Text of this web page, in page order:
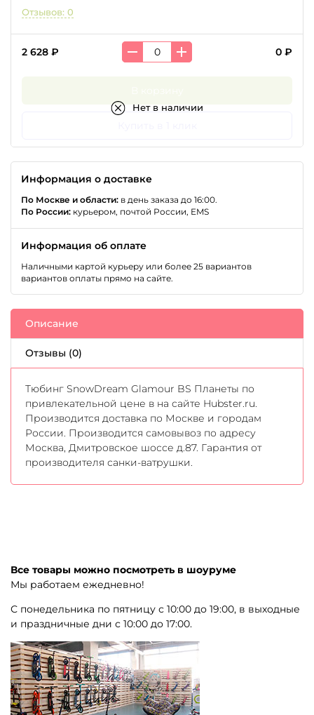
Отзывов: 0
2 628 ₽ 0 ₽
Нет в наличии
Информация о доставке
По Москве и области: в день заказа до 16:00.
По России: курьером, почтой России, EMS
Информация об оплате
Наличными картой курьеру или более 25 вариантов
вариантов оплаты прямо на сайте.
Описание
Отзывы (0)
Тюбинг SnowDream Glamour BS Планеты по
привлекательной цене в на сайте Hubster.ru.
Производится доставка по Москве и городам
России. Производится самовывоз по адресу
Москва, Дмитровское шоссе д.87. Гарантия от
производителя санки-ватрушки.
Все товары можно посмотреть в шоуруме
Мы работаем ежедневно!
С понедельника по пятницу с 10:00 до 19:00, в выходные
и праздничные дни с 10:00 до 17:00.